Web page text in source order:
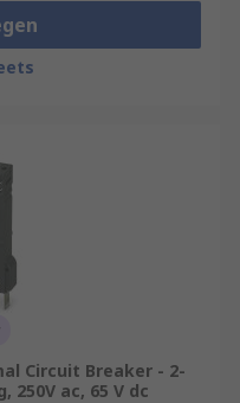
Circuit Breaker - 2-
250V ac, 65 V dc